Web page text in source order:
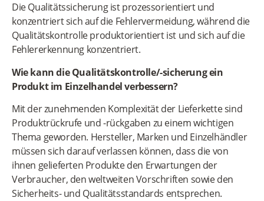
Die Qualitätssicherung ist prozessorientiert und
konzentriert sich auf die Fehlervermeidung, während die
Qualitätskontrolle produktorientiert ist und sich auf die
Fehlererkennung konzentriert.
Wie kann die Qualitätskontrolle/-sicherung ein
Produkt im Einzelhandel verbessern?
Mit der zunehmenden Komplexität der Lieferkette sind
Produktrückrufe und -rückgaben zu einem wichtigen
Thema geworden. Hersteller, Marken und Einzelhändler
müssen sich darauf verlassen können, dass die von
ihnen gelieferten Produkte den Erwartungen der
Verbraucher, den weltweiten Vorschriften sowie den
Sicherheits- und Qualitätsstandards entsprechen.